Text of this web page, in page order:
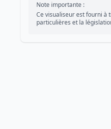
Note importante :
Ce visualiseur est fourni à
particulières et la